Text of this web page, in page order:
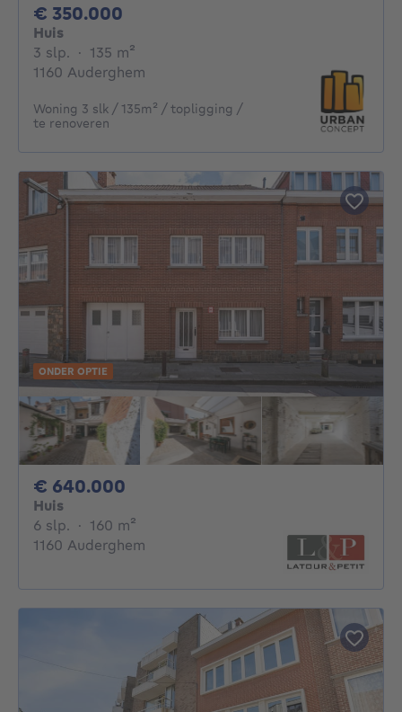
€ 350.000
Huis
3 slp. 3 slaapkamers
· 135 m²
1160 Auderghem
Woning 3 slk / 135m² / topligging /
te renoveren
ONDER OPTIE
€ 640.000
Huis
6 slp. 6 slaapkamers
· 160 m²
1160 Auderghem